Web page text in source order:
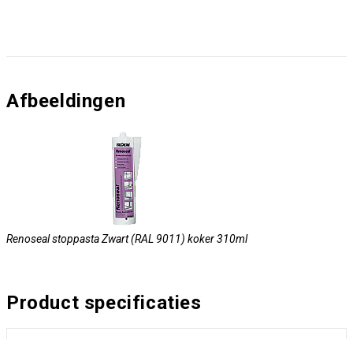
Afbeeldingen
Renoseal stoppasta Zwart (RAL 9011) koker 310ml
Product specificaties